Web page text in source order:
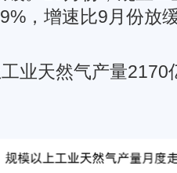
，增速比9月份放
业天然气产量2170